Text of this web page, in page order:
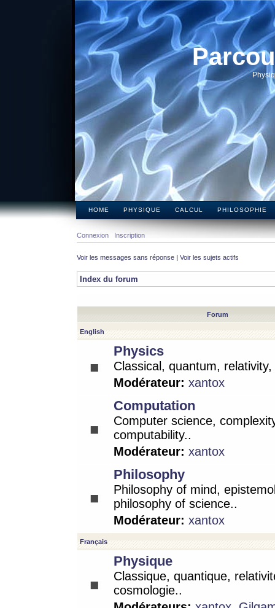
HOME PHYSIQUE CALCUL PHILOSOPHIE
Connexion Inscription
Voir les messages sans réponse | Voir les sujets actifs
Index du forum
Forum
English
Physics
Classical, quantum,
Modérateur: xantox
Computation
Computer science,
computability..
Modérateur: xantox
Philosophy
Philosophy of mind,
philosophy of science..
Modérateur: xantox
Français
Physique
Classique, quantique,
cosmologie..